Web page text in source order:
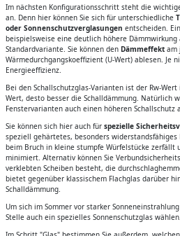
Im nächsten Konfigurationsschritt steht die
an. Denn hier können Sie sich für unterschiedliche
oder Sonnenschutzverglasungen entscheiden.
beispielsweise eine deutlich höhere
Standardvariante. Sie können den Dämmeffektam
Wärmedurchgangskoeffizient (U-Wert) ablesen. Je
Energieeffizienz.
Bei den Schallschutzglas-Varianten ist der Rw-
Wert, desto besser die Schalldämmung. Natürlich
Fenstervarianten auch einen höheren Schallschutz
Sie können sich hier auch für spezielle
speziell gehärtetes, besonders widerstandsfähiges
beim Bruch in kleine stumpfe Würfelstücke zerfällt
minimiert. Alternativ können Sie
verklebten Scheiben besteht, die
bietet gegenüber klassischem Flachglas darüber
Schalldämmung.
Um sich im Sommer vor starker
Stelle auch ein spezielles Sonnenschutzglas wählen.